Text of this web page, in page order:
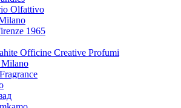
Olfattivo
1965
Officine Creative Profumi